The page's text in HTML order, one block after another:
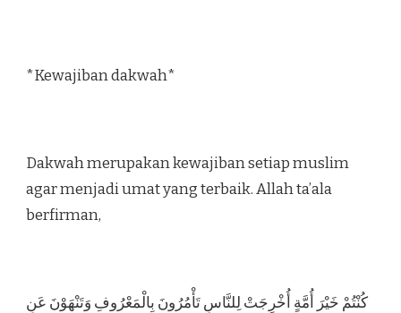
*Kewajiban dakwah*
Dakwah merupakan kewajiban setiap muslim
agar menjadi umat yang terbaik. Allah ta’ala
berfirman,
كُنْتُمْ خَيْرَ أُمَّةٍ أُخْرِجَتْ لِلنَّاسِ تَأْمُرُونَ بِالْمَعْرُوفِ وَتَنْهَوْنَ عَنِ